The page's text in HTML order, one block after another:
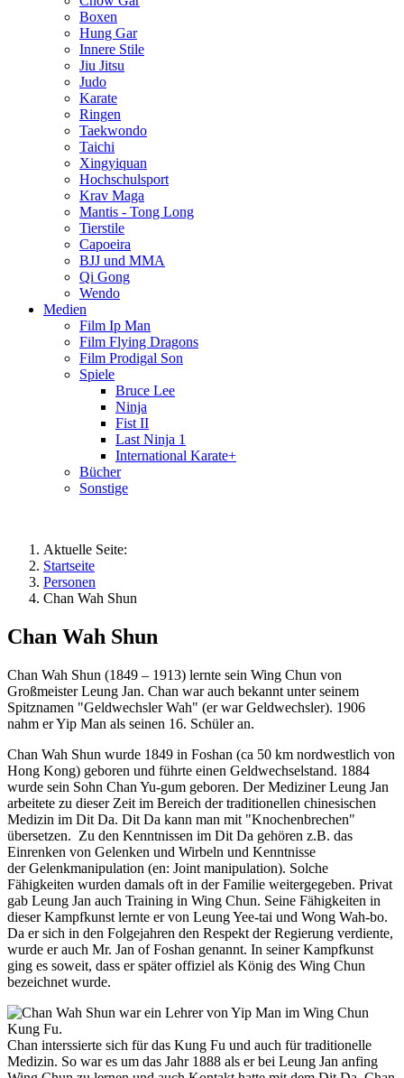
Boxen
Hung Gar
Innere Stile
Jiu Jitsu
Judo
Karate
Ringen
Taekwondo
Taichi
Xingyiquan
Hochschulsport
Krav Maga
Mantis - Tong Long
Tierstile
Capoeira
BJJ und MMA
Qi Gong
Wendo
Medien
Film Ip Man
Film Flying Dragons
Film Prodigal Son
Spiele
Bruce Lee
Ninja
Fist II
Last Ninja 1
International Karate+
Bücher
Sonstige
Aktuelle Seite:
Startseite
Personen
Chan Wah Shun
Chan Wah Shun
Chan Wah Shun (1849 – 1913) lernte sein Wing Chun von
Großmeister Leung Jan. Chan war auch bekannt unter seinem
Spitznamen "Geldwechsler Wah" (er war Geldwechsler). 1906
nahm er Yip Man als seinen 16. Schüler an.
Chan Wah Shun wurde 1849 in Foshan (ca 50 km nordwestlich von
Hong Kong) geboren und führte einen Geldwechselstand. 1884
wurde sein Sohn Chan Yu-gum geboren. Der Mediziner Leung Jan
arbeitete zu dieser Zeit im Bereich der traditionellen chinesischen
Medizin im Dit Da. Dit Da kann man mit "Knochenbrechen"
übersetzen. Zu den Kenntnissen im Dit Da gehören z.B. das
Einrenken von Gelenken und Wirbeln und Kenntnisse
der Gelenkmanipulation (en: Joint manipulation). Solche
Fähigkeiten wurden damals oft in der Familie weitergegeben. Privat
gab Leung Jan auch Training in Wing Chun. Seine Fähigkeiten in
dieser Kampfkunst lernte er von Leung Yee-tai und Wong Wah-bo.
Da er sich in den Folgejahren den Respekt der Regierung verdiente,
wurde er auch Mr. Jan of Foshan genannt. In seiner Kampfkunst
ging es soweit, dass er später offiziel als König des Wing Chun
bezeichnet wurde.
Chan interssierte sich für das Kung Fu und auch für traditionelle
Medizin. So war es um das Jahr 1888 als er bei Leung Jan anfing